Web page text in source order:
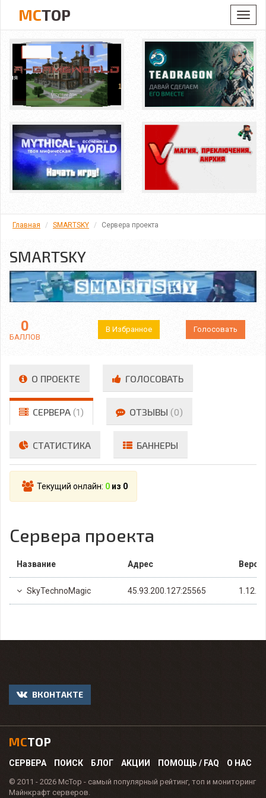
MCTOP
Главная SMARTSKY Сервера проекта
SMARTSKY
0
БАЛЛОВ
В Избранное Голосовать
О ПРОЕКТЕ ГОЛОСОВАТЬ
СЕРВЕРА (1) ОТЗЫВЫ (0)
СТАТИСТИКА БАННЕРЫ
Текущий онлайн: 0 из 0
Сервера проекта
Название Адрес
SkyTechnoMagic 45.93.200.127:25565 1.12.2
ВКОНТАКТЕ
MCTOP
СЕРВЕРА ПОИСК БЛОГ АКЦИИ ПОМОЩЬ / FAQ О НАС
© 2011 - 2026 McTop - самый популярный рейтинг, топ и мониторинг
Майнкрафт серверов.